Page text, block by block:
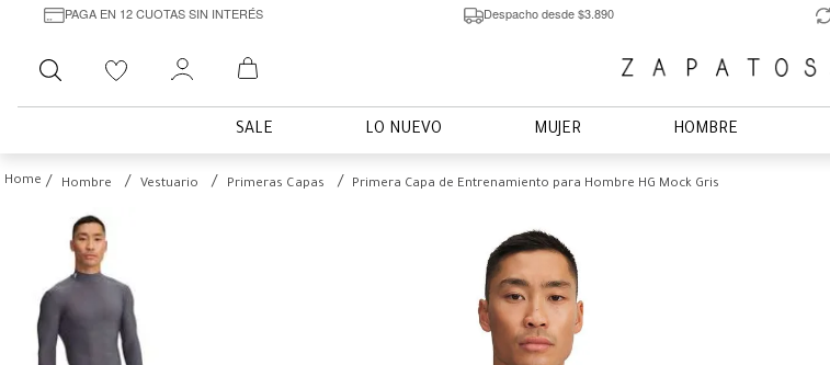
PAGA EN 12 CUOTAS SIN INTERÉS Despacho desde $3.890
Buscar
SALE LO NUEVO MUJER HOMBRE
Hombre Vestuario Primeras Capas Primera Capa de Entrenamiento para Hombre HG Mock Gris